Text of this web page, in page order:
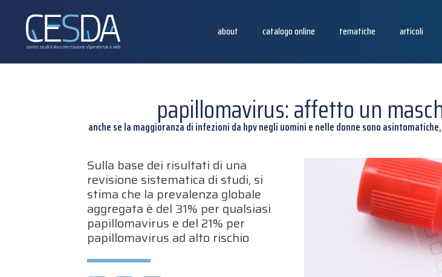
about catalogo online tematiche articoli
papillomavirus: affetto un
anche se la maggioranza di infezioni da hpv negli uomini e nelle donne sono
Sulla base dei risultati di una
revisione sistematica di studi, si
stima che la prevalenza globale
aggregata è del 31% per qualsiasi
papillomavirus e del 21% per
papillomavirus ad alto rischio